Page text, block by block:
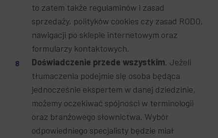
to zatem także regulaminów i zasad
sprzedaży, polityków cookies czy zasad RODO,
nawigacji po sklepie internetowym oraz
formularzy kontaktowych.
Doświadczenie przede wszystkim. Jeżeli
tłumaczenia podejmie się osoba będąca
jednocześnie ekspertem w danej dziedzinie,
możemy oczekiwać spójności w terminologii
oraz branżowego słownictwa. Wybór
odpowiedniego specjalisty będzie miał